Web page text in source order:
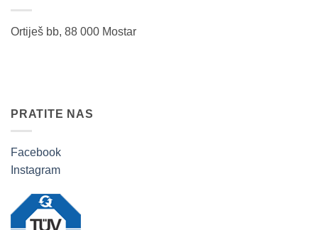
Ortiješ bb, 88 000 Mostar
PRATITE NAS
Facebook
Instagram